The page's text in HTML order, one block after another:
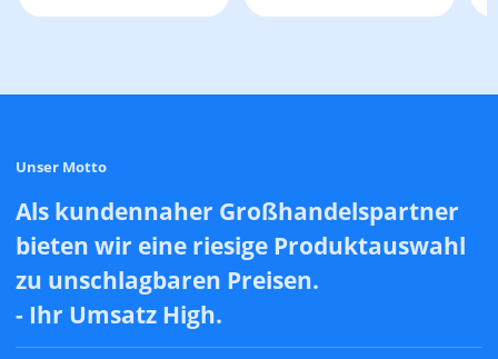
Unser Motto
Als kundennaher Großhandelspartner
bieten wir eine riesige Produktauswahl
zu unschlagbaren Preisen.
- Ihr Umsatz High.